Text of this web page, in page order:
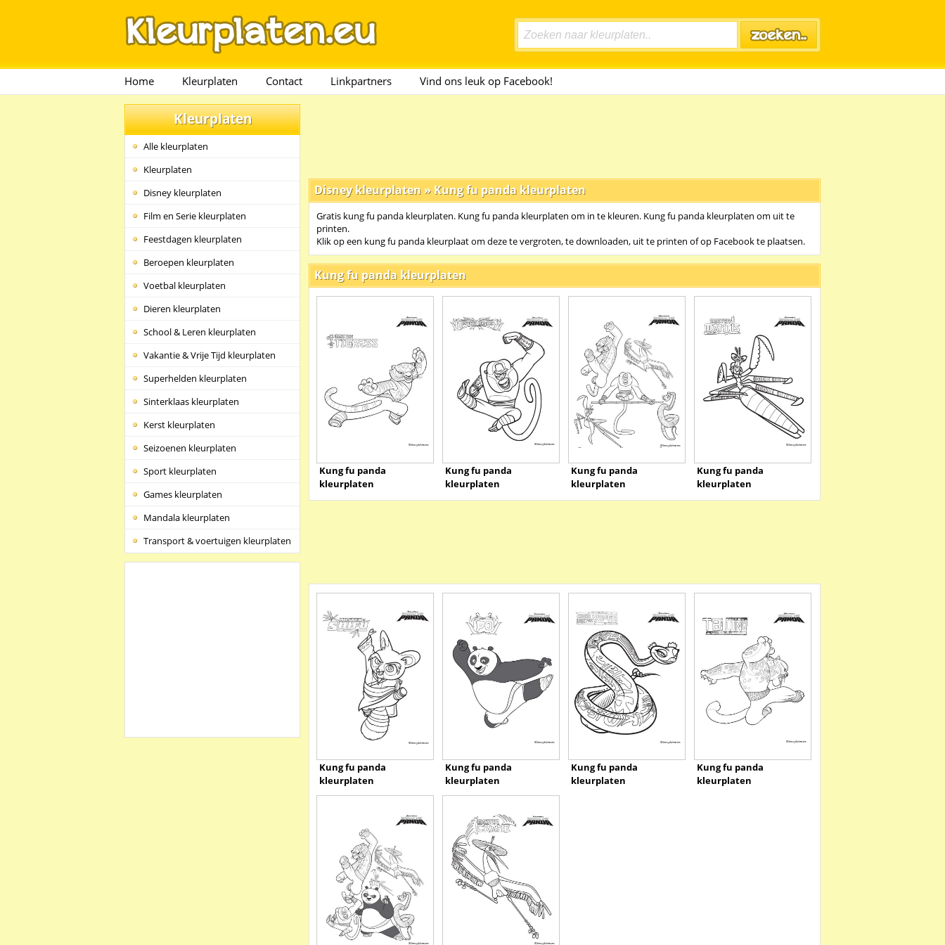
Home Kleurplaten Contact Linkpartners Vind ons leuk op Facebook!
Kleurplaten
Alle kleurplaten
Kleurplaten
Disney kleurplaten
Film en Serie kleurplaten
Feestdagen kleurplaten
Beroepen kleurplaten
Voetbal kleurplaten
Dieren kleurplaten
School & Leren kleurplaten
Vakantie & Vrije Tijd kleurplaten
Superhelden kleurplaten
Sinterklaas kleurplaten
Kerst kleurplaten
Seizoenen kleurplaten
Sport kleurplaten
Games kleurplaten
Mandala kleurplaten
Transport & voertuigen kleurplaten
Disney kleurplaten » Kung fu panda kleurplaten
Gratis kung fu panda kleurplaten. Kung fu panda kleurplaten om in te kleuren. Kung fu panda kleurplaten om uit te
printen.
Klik op een kung fu panda kleurplaat om deze te vergroten, te downloaden, uit te printen of op Facebook te plaatsen.
Kung fu panda kleurplaten
Kung fu panda
kleurplaten
Kung fu panda
kleurplaten
Kung fu panda
kleurplaten
Kung fu panda
kleurplaten
Kung fu panda
kleurplaten
Kung fu panda
kleurplaten
Kung fu panda
kleurplaten
Kung fu panda
kleurplaten